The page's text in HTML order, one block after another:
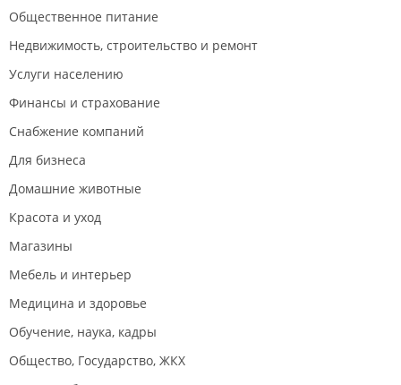
Общественное питание
Недвижимость, строительство и ремонт
Услуги населению
Финансы и страхование
Снабжение компаний
Для бизнеса
Домашние животные
Красота и уход
Магазины
Мебель и интерьер
Медицина и здоровье
Обучение, наука, кадры
Общество, Государство, ЖКХ